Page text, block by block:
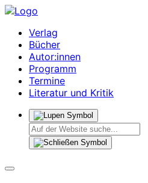
Verlag
Bücher
Autor:innen
Programm
Termine
Literatur und Kritik